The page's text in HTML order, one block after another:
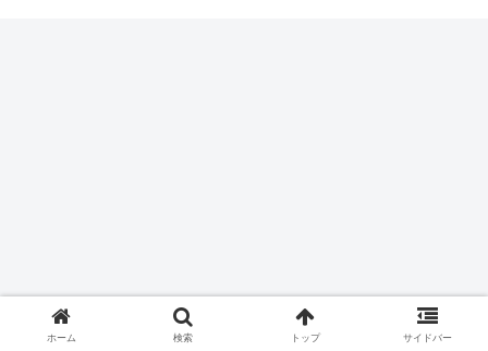
ホーム 検索 トップ サイドバー